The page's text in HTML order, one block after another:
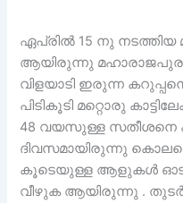
ഏപ്രിൽ 15 നു നടത്തിയ
ആയിരുന്നു
വിളയാടി ഇരുന്ന കറുപ്പനെ
പിടികൂടി മറ്റൊരു
48 വയസുള്ള സതീശനെ
ദിവസമായിരുന്നു
കൂടെയുള്ള ആളുകൾ ഓടി
വീഴുക ആയിരുന്നു .